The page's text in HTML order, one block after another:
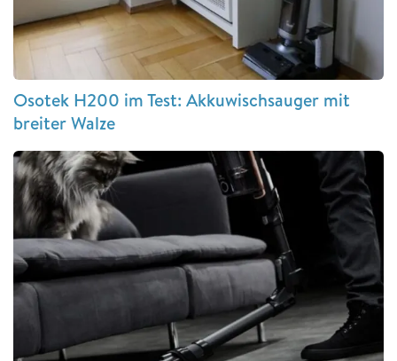
Osotek H200 im Test: Akkuwischsauger mit
breiter Walze